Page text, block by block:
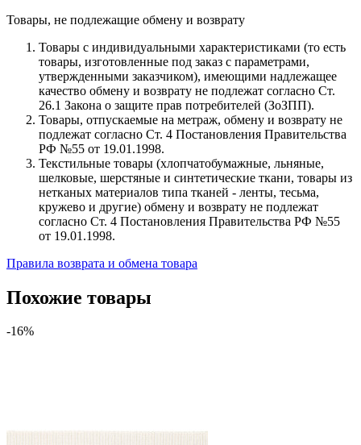
Товары, не подлежащие обмену и возврату
Товары с индивидуальными характеристиками (то есть
товары, изготовленные под заказ с параметрами,
утвержденными заказчиком), имеющими надлежащее
качество обмену и возврату не подлежат согласно Ст.
26.1 Закона о защите прав потребителей (ЗоЗПП).
Товары, отпускаемые на метраж, обмену и возврату не
подлежат согласно Ст. 4 Постановления Правительства
РФ №55 от 19.01.1998.
Текстильные товары (хлопчатобумажные, льняные,
шелковые, шерстяные и синтетические ткани, товары из
нетканых материалов типа тканей - ленты, тесьма,
кружево и другие) обмену и возврату не подлежат
согласно Ст. 4 Постановления Правительства РФ №55
от 19.01.1998.
Правила возврата и обмена товара
Похожие товары
-16%